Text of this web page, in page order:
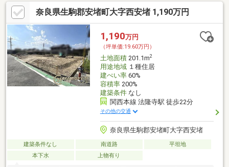
奈良県生駒郡安堵町大字西安堵 1,190万円
1,190万円
（坪単価:19.60万円）
土地面積201.1m2
用途地域１種住居
建ぺい率60%
容積率200%
建築条件なし
関西本線 法隆寺駅 徒歩22分
その他の交通
奈良県生駒郡安堵町大字西安堵
建築条件なし 南道路
平坦地
本下水
上物有り